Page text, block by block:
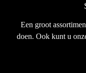
Een groot
doen. Ook kunt u